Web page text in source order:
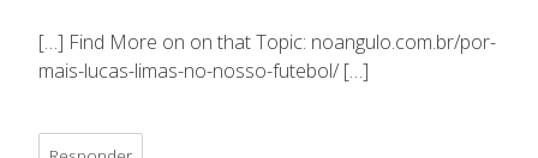
[…] Find More on on that Topic: noangulo.com.br/por-
mais-lucas-limas-no-nosso-futebol/ […]